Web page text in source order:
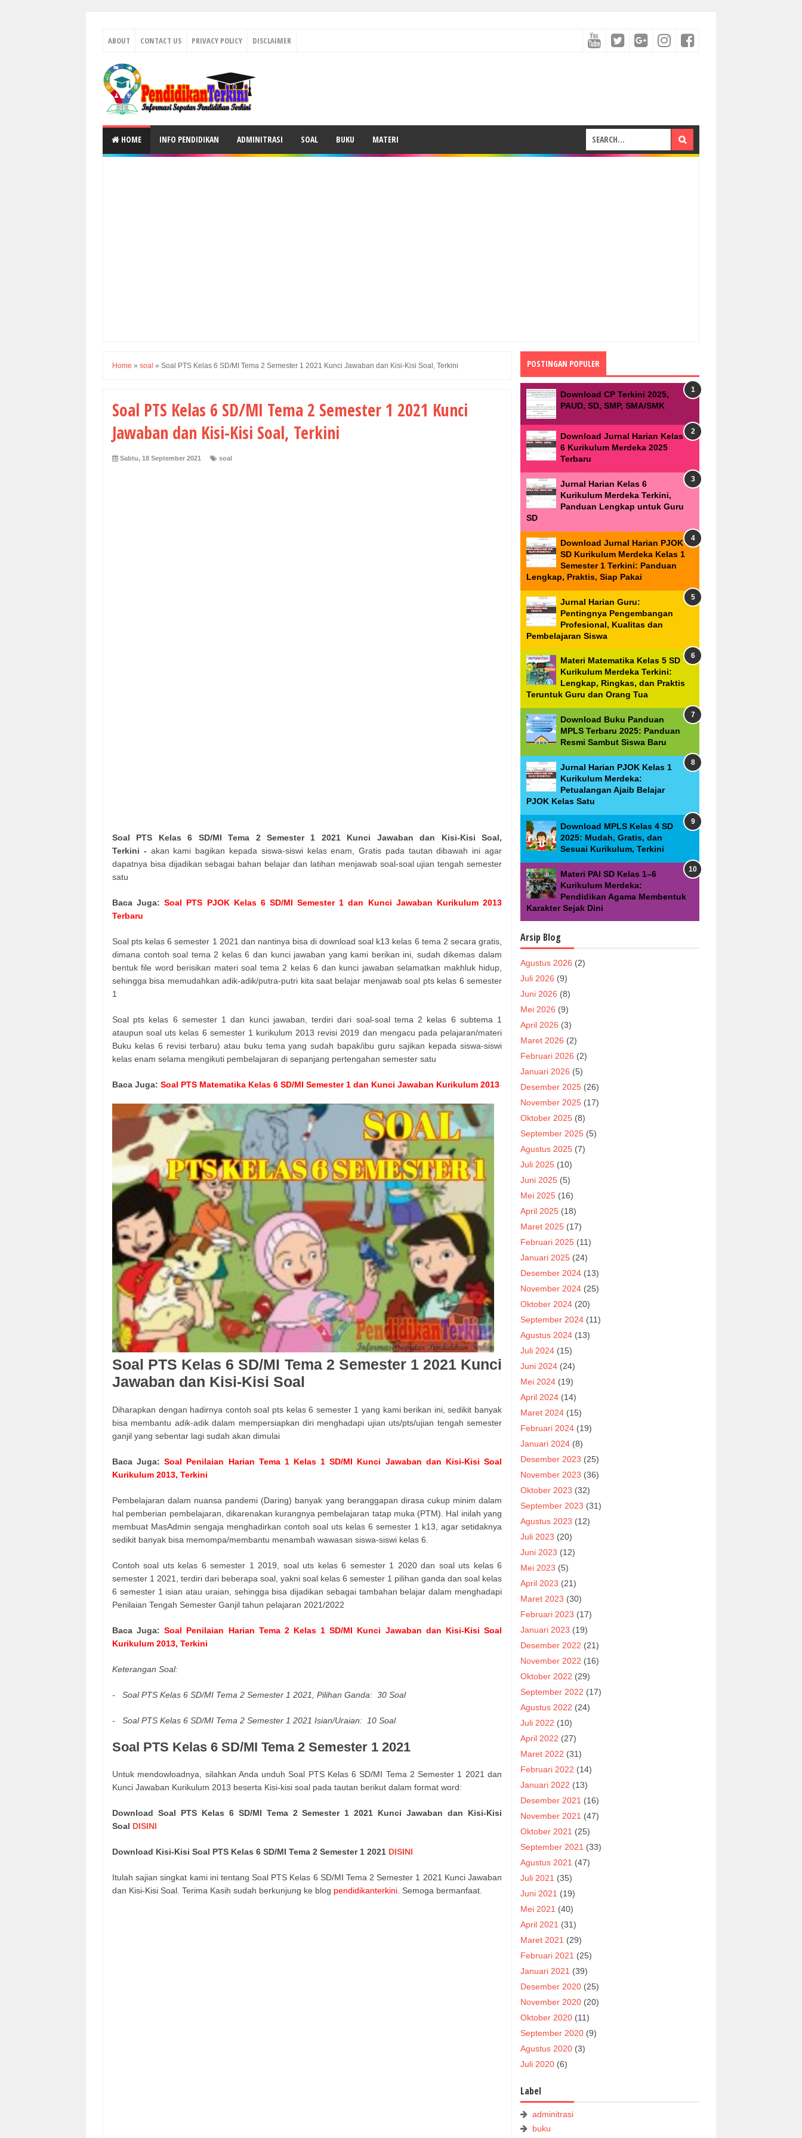
ABOUT CONTACT US PRIVACY POLICY DISCLAIMER
HOME INFO PENDIDIKAN ADMINITRASI SOAL BUKU MATERI
Home » soal » Soal PTS Kelas 6 SD/MI Tema 2 Semester 1 2021 Kunci Jawaban dan Kisi-Kisi Soal, Terkini
Soal PTS Kelas 6 SD/MI Tema 2 Semester 1 2021 Kunci
Jawaban dan Kisi-Kisi Soal, Terkini
Sabtu, 18 September 2021 soal
Soal PTS Kelas 6 SD/MI Tema 2 Semester 1 2021 Kunci Jawaban dan Kisi-Kisi Soal,
Terkini - akan kami bagikan kepada siswa-siswi kelas enam, Gratis pada tautan dibawah ini agar
dapatnya bisa dijadikan sebagai bahan belajar dan latihan menjawab soal-soal ujian tengah semester
satu
Baca Juga:Soal PTS PJOK Kelas 6 SD/MI Semester 1 dan Kunci Jawaban Kurikulum 2013
Terbaru
Soal pts kelas 6 semester 1 2021 dan nantinya bisa di download soal k13 kelas 6 tema 2 secara gratis,
dimana contoh soal tema 2 kelas 6 dan kunci jawaban yang kami berikan ini, sudah dikemas dalam
bentuk file word berisikan materi soal tema 2 kelas 6 dan kunci jawaban selamatkan makhluk hidup,
sehingga bisa memudahkan adik-adik/putra-putri kita saat belajar menjawab soal pts kelas 6 semester
1
Soal pts kelas 6 semester 1 dan kunci jawaban, terdiri dari soal-soal tema 2 kelas 6 subtema 1
ataupun soal uts kelas 6 semester 1 kurikulum 2013 revisi 2019 dan mengacu pada pelajaran/materi
Buku kelas 6 revisi terbaru) atau buku tema yang sudah bapak/ibu guru sajikan kepada siswa-siswi
kelas enam selama mengikuti pembelajaran di sepanjang pertengahan semester satu
Baca Juga: Soal PTS Matematika Kelas 6 SD/MI Semester 1 dan Kunci Jawaban Kurikulum 2013
Soal PTS Kelas 6 SD/MI Tema 2 Semester 1 2021 Kunci
Jawaban dan Kisi-Kisi Soal
Diharapkan dengan hadirnya contoh soal pts kelas 6 semester 1 yang kami berikan ini, sedikit banyak
bisa membantu adik-adik dalam mempersiapkan diri menghadapi ujian uts/pts/ujian tengah semester
ganjil yang sebentar lagi sudah akan dimulai
Baca Juga:Soal Penilaian Harian Tema 1 Kelas 1 SD/MI Kunci Jawaban dan Kisi-Kisi Soal
Kurikulum 2013, Terkini
Pembelajaran dalam nuansa pandemi (Daring) banyak yang beranggapan dirasa cukup minim dalam
hal pemberian pembelajaran, dikarenakan kurangnya pembelajaran tatap muka (PTM). Hal inilah yang
membuat MasAdmin sengaja menghadirkan contoh soal uts kelas 6 semester 1 k13, agar setidaknya
sedikit banyak bisa memompa/membantu menambah wawasan siswa-siswi kelas 6.
Contoh soal uts kelas 6 semester 1 2019, soal uts kelas 6 semester 1 2020 dan soal uts kelas 6
semester 1 2021, terdiri dari beberapa soal, yakni soal kelas 6 semester 1 pilihan ganda dan soal kelas
6 semester 1 isian atau uraian, sehingga bisa dijadikan sebagai tambahan belajar dalam menghadapi
Penilaian Tengah Semester Ganjil tahun pelajaran 2021/2022
Baca Juga:Soal Penilaian Harian Tema 2 Kelas 1 SD/MI Kunci Jawaban dan Kisi-Kisi Soal
Kurikulum 2013, Terkini
Keterangan Soal:
- Soal PTS Kelas 6 SD/MI Tema 2 Semester 1 2021, Pilihan Ganda: 30 Soal
- Soal PTS Kelas 6 SD/MI Tema 2 Semester 1 2021 Isian/Uraian: 10 Soal
Soal PTS Kelas 6 SD/MI Tema 2 Semester 1 2021
Untuk mendowloadnya, silahkan Anda unduh Soal PTS Kelas 6 SD/MI Tema 2 Semester 1 2021 dan
Kunci Jawaban Kurikulum 2013 beserta Kisi-kisi soal pada tautan berikut dalam format word:
Download Soal PTS Kelas 6 SD/MI Tema 2 Semester 1 2021 Kunci Jawaban dan Kisi-Kisi
Soal DISINI
Download Kisi-Kisi Soal PTS Kelas 6 SD/MI Tema 2 Semester 1 2021 DISINI
Itulah sajian singkat kami ini tentang Soal PTS Kelas 6 SD/MI Tema 2 Semester 1 2021 Kunci Jawaban
dan Kisi-Kisi Soal. Terima Kasih sudah berkunjung ke blog pendidikanterkini . Semoga bermanfaat.
POSTINGAN POPULER
Download CP Terkini 2025,
PAUD, SD, SMP, SMA/SMK
Download Jurnal Harian Kelas
6 Kurikulum Merdeka 2025
Terbaru
Jurnal Harian Kelas 6
Kurikulum Merdeka Terkini,
Panduan Lengkap untuk Guru
SD
Download Jurnal Harian PJOK
SD Kurikulum Merdeka Kelas 1
Semester 1 Terkini: Panduan
Lengkap, Praktis, Siap Pakai
Jurnal Harian Guru:
Pentingnya Pengembangan
Profesional, Kualitas dan
Pembelajaran Siswa
Materi Matematika Kelas 5 SD
Kurikulum Merdeka Terkini:
Lengkap, Ringkas, dan Praktis
Teruntuk Guru dan Orang Tua
Download Buku Panduan
MPLS Terbaru 2025: Panduan
Resmi Sambut Siswa Baru
Jurnal Harian PJOK Kelas 1
Kurikulum Merdeka:
Petualangan Ajaib Belajar
PJOK Kelas Satu
Download MPLS Kelas 4 SD
2025: Mudah, Gratis, dan
Sesuai Kurikulum, Terkini
Materi PAI SD Kelas 1–6
Kurikulum Merdeka:
Pendidikan Agama Membentuk
Karakter Sejak Dini
Arsip Blog
Agustus 2026 (2)
Juli 2026 (9)
Juni 2026 (8)
Mei 2026 (9)
April 2026 (3)
Maret 2026 (2)
Februari 2026 (2)
Januari 2026 (5)
Desember 2025 (26)
November 2025 (17)
Oktober 2025 (8)
September 2025 (5)
Agustus 2025 (7)
Juli 2025 (10)
Juni 2025 (5)
Mei 2025 (16)
April 2025 (18)
Maret 2025 (17)
Februari 2025 (11)
Januari 2025 (24)
Desember 2024 (13)
November 2024 (25)
Oktober 2024 (20)
September 2024 (11)
Agustus 2024 (13)
Juli 2024 (15)
Juni 2024 (24)
Mei 2024 (19)
April 2024 (14)
Maret 2024 (15)
Februari 2024 (19)
Januari 2024 (8)
Desember 2023 (25)
November 2023 (36)
Oktober 2023 (32)
September 2023 (31)
Agustus 2023 (12)
Juli 2023 (20)
Juni 2023 (12)
Mei 2023 (5)
April 2023 (21)
Maret 2023 (30)
Februari 2023 (17)
Januari 2023 (19)
Desember 2022 (21)
November 2022 (16)
Oktober 2022 (29)
September 2022 (17)
Agustus 2022 (24)
Juli 2022 (10)
April 2022 (27)
Maret 2022 (31)
Februari 2022 (14)
Januari 2022 (13)
Desember 2021 (16)
November 2021 (47)
Oktober 2021 (25)
September 2021 (33)
Agustus 2021 (47)
Juli 2021 (35)
Juni 2021 (19)
Mei 2021 (40)
April 2021 (31)
Maret 2021 (29)
Februari 2021 (25)
Januari 2021 (39)
Desember 2020 (25)
November 2020 (20)
Oktober 2020 (11)
September 2020 (9)
Agustus 2020 (3)
Juli 2020 (6)
Label
adminitrasi
buku